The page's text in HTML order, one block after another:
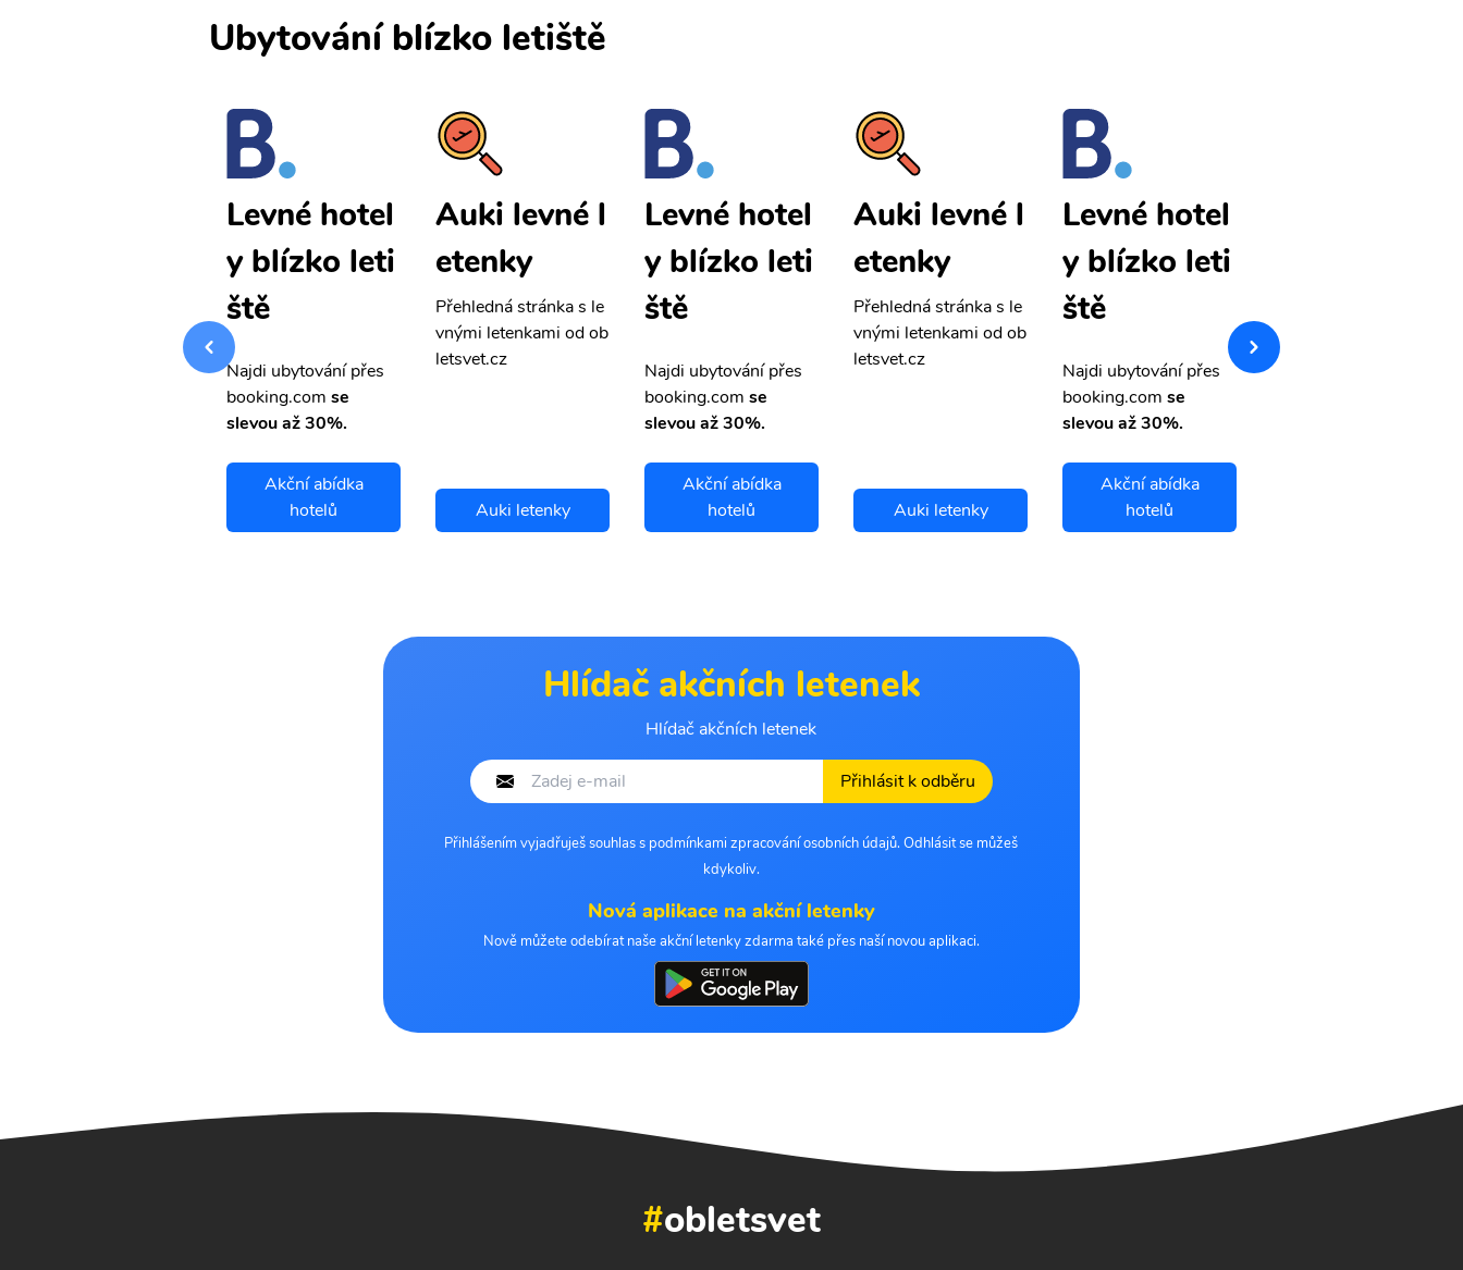
Ubytování blízko letiště
vnými letenkami od ob
Levné hotel
y blízko leti
ště
Najdi ubytování přes
booking.com se
slevou až 30%.
Akční abídka
hotelů
Auki levné l
etenky
Přehledná stránka s le
vnými letenkami od ob
letsvet.cz
Auki letenky
Levné hotel
y blízko leti
ště
Najdi ubytování přes
booking.com se
slevou až 30%.
Akční abídka
hotelů
Auki levné l
etenky
Přehledná stránka s le
vnými letenkami od ob
letsvet.cz
Auki letenky
Levné hotel
y blízko leti
ště
Najdi ubytování přes
booking.com se
slevou až 30%.
Akční abídka
hotelů
vnými letenkami od ob
letsvet.cz
Hlídač akčních letenek
Hlídač akčních letenek
Přihlásit k odběru
Přihlášením vyjadřuješ souhlas s podmínkami zpracování osobních údajů. Odhlásit se můžeš
kdykoliv.
Nová aplikace na akční letenky
Nově můžete odebírat naše akční letenky zdarma také přes naší novou aplikaci.
#obletsvet